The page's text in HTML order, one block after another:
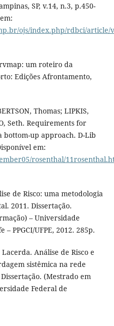
SP, v.14, n.3, p.450-
ojs/index.php/rdbci/article/
um roteiro da
Edições Afrontamento,
Thomas; LIPKIS,
Seth. Requirements for
bottom-up approach. D-Lib
em:
rosenthal/
de Risco: uma metodologia
2011. Dissertação.
– Universidade
PPGCI/UFPE, 2012. 285p.
Análise de Risco e
sistêmica na rede
(Mestrado em
Federal de